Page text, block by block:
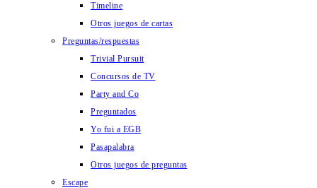
Timeline
Otros juegos de cartas
Preguntas/respuestas
Trivial Pursuit
Concursos de TV
Party and Co
Preguntados
Yo fui a EGB
Pasapalabra
Otros juegos de preguntas
Escape